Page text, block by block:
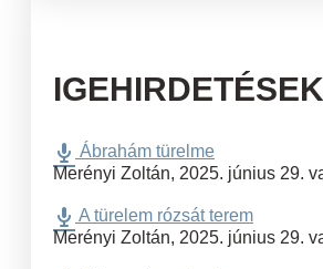
IGEHIRDETÉSEK
Ábrahám türelme
Merényi Zoltán, 2025. június 29.
A türelem rózsát terem
Merényi Zoltán, 2025. június 29.